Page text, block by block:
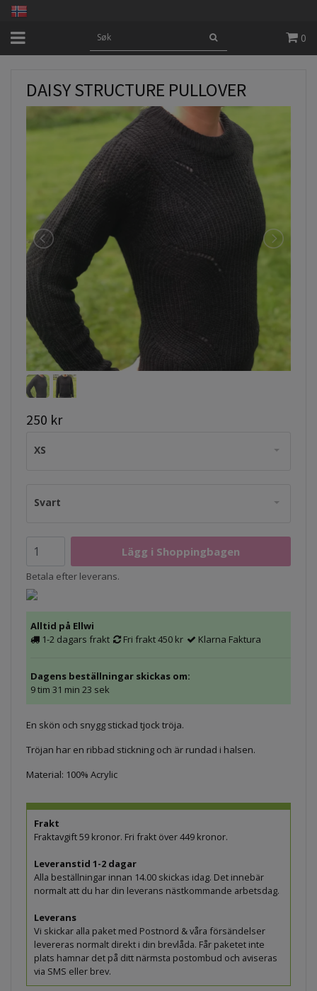
0
DAISY STRUCTURE PULLOVER
250 kr
XS
Svart
Betala efter leverans.
Alltid på Ellwi
1-2 dagars frakt
Fri frakt 450 kr Klarna Faktura
Dagens beställningar skickas om:
9 tim 31 min 23 sek
En skön och snygg stickad tjock tröja.
Tröjan har en ribbad stickning och är rundad i halsen.
Material: 100% Acrylic
Frakt
Fraktavgift 59 kronor. Fri frakt över 449 kronor.
Leveranstid 1-2 dagar
Alla beställningar innan 14.00 skickas idag. Det innebär
normalt att du har din leverans nästkommande arbetsdag.
Leverans
Vi skickar alla paket med Postnord & våra försändelser
levereras normalt direkt i din brevlåda. Får paketet inte
plats hamnar det på ditt närmsta postombud och aviseras
via SMS eller brev.